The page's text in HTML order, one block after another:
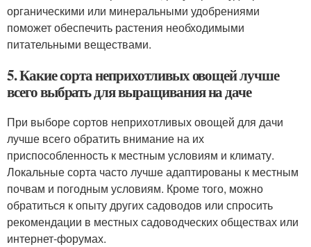
органическими или минеральными удобрениями
поможет обеспечить растения необходимыми
питательными веществами.
5. Какие сорта неприхотливых овощей лучше
всего выбрать для выращивания на даче
При выборе сортов неприхотливых овощей для дачи
лучше всего обратить внимание на их
приспособленность к местным условиям и климату.
Локальные сорта часто лучше адаптированы к местным
почвам и погодным условиям. Кроме того, можно
обратиться к опыту других садоводов или спросить
рекомендации в местных садоводческих обществах или
интернет-форумах.